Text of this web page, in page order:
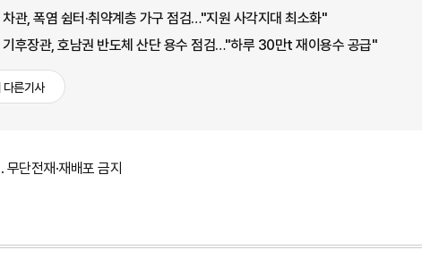
차관, 폭염 쉼터·취약계층 가구 점검…"지원 사각지대 최소화"
기후장관, 호남권 반도체 산단 용수 점검…"하루 30만t 재이용수 공급"
다른기사
단전재·재배포 금지